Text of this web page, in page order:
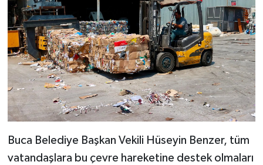
Buca Belediye Başkan Vekili Hüseyin Benzer, tüm
vatandaşlara bu çevre hareketine destek olmaları